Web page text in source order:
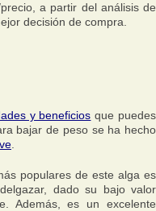
a partir del análisis de
decisión de compra.
y beneficios que puedes
bajar de peso se ha hecho
populares de este alga es
dado su bajo valor
Además, es un excelente